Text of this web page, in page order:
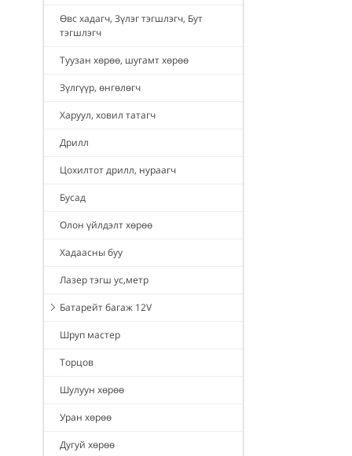
Өвс хадагч, Зүлэг тэгшлэгч, Бут
тэгшлэгч
Туузан хөрөө, шугамт хөрөө
Зүлгүүр, өнгөлөгч
Харуул, ховил татагч
Дрилл
Цохилтот дрилл, нураагч
Бусад
Олон үйлдэлт хөрөө
Хадаасны буу
Лазер тэгш ус,метр
Батарейт багаж 12V
Шруп мастер
Торцов
Шулуун хөрөө
Уран хөрөө
Дугуй хөрөө